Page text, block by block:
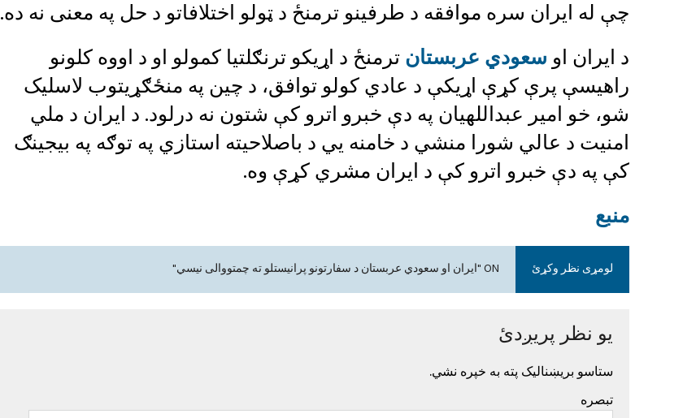
چې له ایران سره موافقه د طرفینو ترمنځ د ټولو اختلافاتو د حل په معنی نه ده.
د ایران او سعودي عربستان ترمنځ د اړیکو ترنګلتیا کمولو او د اووه کلونو
راهیسې پرې کړې اړیکې د عادي کولو توافق، د چین په منځګړیتوب لاسلیک
شو، خو امیر عبداللهیان په دې خبرو اترو کې شتون نه درلود. د ایران د ملي
امنیت د عالي شورا منشي د خامنه یي د باصلاحیته استازي په توګه په بیجینګ
کې په دې خبرو اترو کې د ایران مشري کړې وه.
منبع
لومړی نظر وکړئ ON "ايران او سعودي عربستان د سفارتونو پرانيستلو ته چمتووالی نیسي"
یو نظر پریږدئ
ستاسو بریښنالیک پته به خپره نشي.
تبصره